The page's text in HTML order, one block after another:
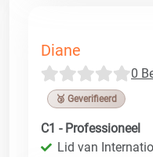
Diane
0
🥉 Geverifieerd
C1 - Professioneel
Lid van